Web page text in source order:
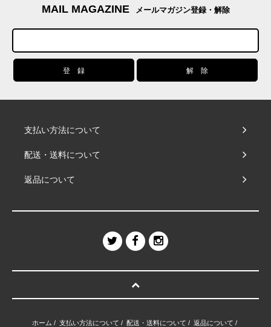
MAIL MAGAZINE メールマガジン登録・解除
支払い方法について
配送・送料について
返品について
ホーム / 支払い方法について / 配送・送料について / 返品について /